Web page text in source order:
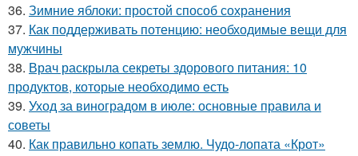
36. Зимние яблоки: простой способ сохранения
37. Как поддерживать потенцию: необходимые вещи для
мужчины
38. Врач раскрыла секреты здорового питания: 10
продуктов, которые необходимо есть
39. Уход за виноградом в июле: основные правила и
советы
40. Как правильно копать землю. Чудо-лопата «Крот»